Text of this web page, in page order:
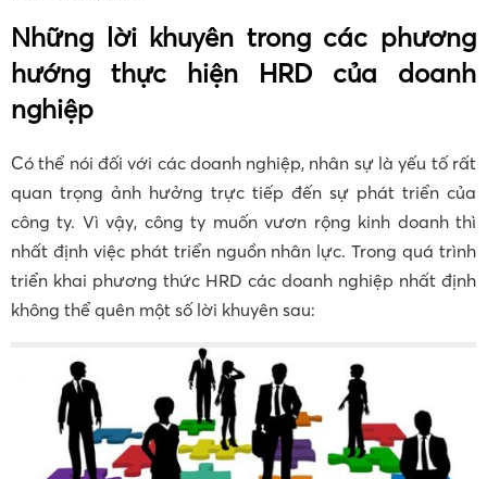
Những lời khuyên trong các phương
hướng thực hiện HRD của doanh
nghiệp
Có thể nói đối với các doanh nghiệp, nhân sự là yếu tố rất
quan trọng ảnh hưởng trực tiếp đến sự phát triển của
công ty. Vì vậy, công ty muốn vươn rộng kinh doanh thì
nhất định việc phát triển nguồn nhân lực. Trong quá trình
triển khai phương thức HRD các doanh nghiệp nhất định
không thể quên một số lời khuyên sau: